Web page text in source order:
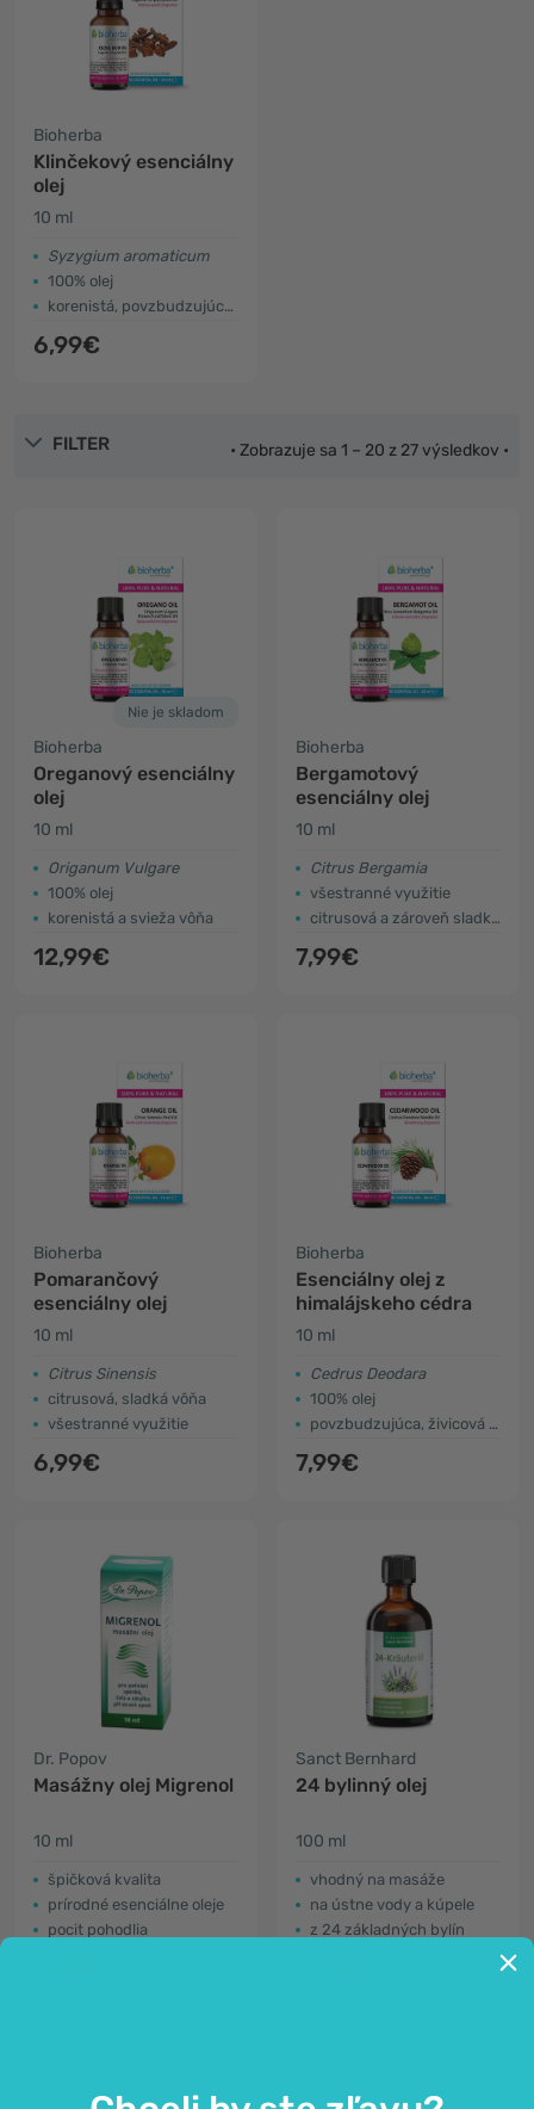
Bioherba
Klinčekový esenciálny
olej
10 ml
Syzygium aromaticum
100% olej
korenistá, povzbudzujúca vôňa
6,99€
FILTER • Zobrazuje sa 1 – 20 z 27 výsledkov •
Nie je skladom
Bioherba
Oreganový esenciálny
olej
10 ml
Origanum Vulgare
100% olej
korenistá a svieža vôňa
12,99€
Bioherba
Bergamotový
esenciálny olej
10 ml
Citrus Bergamia
všestranné využitie
citrusová a zároveň sladká vôňa
7,99€
Bioherba
Pomarančový
esenciálny olej
10 ml
Citrus Sinensis
citrusová, sladká vôňa
všestranné využitie
6,99€
Bioherba
Esenciálny olej z
himalájskeho cédra
10 ml
Cedrus Deodara
100% olej
povzbudzujúca, živicová vôňa
7,99€
Dr. Popov
Masážny olej Migrenol
10 ml
špičková kvalita
prírodné esenciálne oleje
pocit pohodlia
Sanct Bernhard
24 bylinný olej
100 ml
vhodný na masáže
na ústne vody a kúpele
z 24 základných bylín